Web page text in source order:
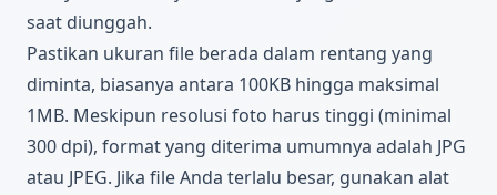
saat diunggah.
Pastikan ukuran file berada dalam rentang yang
diminta, biasanya antara 100KB hingga maksimal
1MB. Meskipun resolusi foto harus tinggi (minimal
300 dpi), format yang diterima umumnya adalah JPG
atau JPEG. Jika file Anda terlalu besar, gunakan alat